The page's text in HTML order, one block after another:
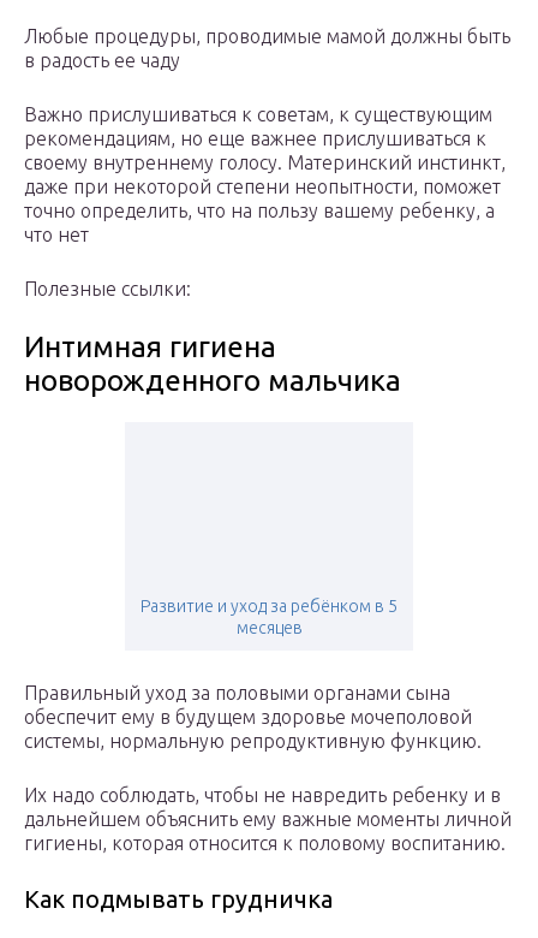
Любые процедуры, проводимые мамой должны быть
в радость ее чаду
Важно прислушиваться к советам, к существующим
рекомендациям, но еще важнее прислушиваться к
своему внутреннему голосу. Материнский инстинкт,
даже при некоторой степени неопытности, поможет
точно определить, что на пользу вашему ребенку, а
что нет
Полезные ссылки:
Интимная гигиена
новорожденного мальчика
Развитие и уход за ребёнком в 5
месяцев
Правильный уход за половыми органами сына
обеспечит ему в будущем здоровье мочеполовой
системы, нормальную репродуктивную функцию.
Их надо соблюдать, чтобы не навредить ребенку и в
дальнейшем объяснить ему важные моменты личной
гигиены, которая относится к половому воспитанию.
Как подмывать грудничка